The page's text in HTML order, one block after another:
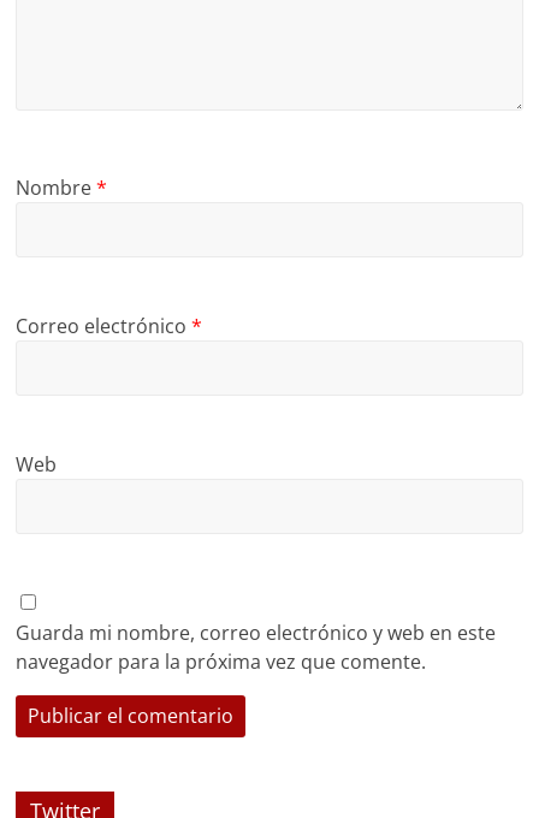
Nombre*
Correo electrónico*
Web
Guarda mi nombre, correo electrónico y web en este
navegador para la próxima vez que comente.
Twitter